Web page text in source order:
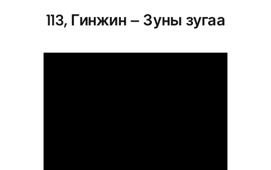
113, Гинжин – Зуны зугаа